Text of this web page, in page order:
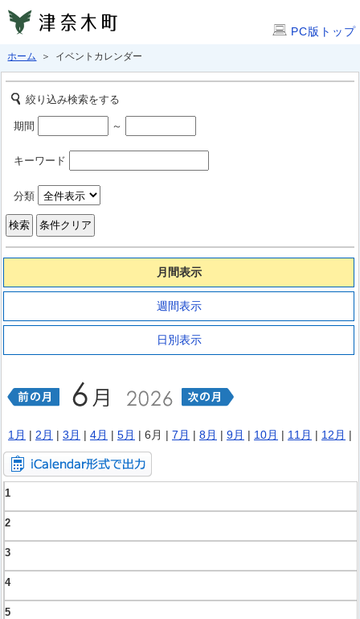
PC版トップ
ホーム ＞ イベントカレンダー
絞り込み検索をする
期間 ～
キーワード
分類
月間表示
週間表示
日別表示
1月 | 2月 | 3月 | 4月 | 5月 | 6月 | 7月 | 8月 | 9月 | 10月 | 11月 | 12月 |
1
2
3
4
5